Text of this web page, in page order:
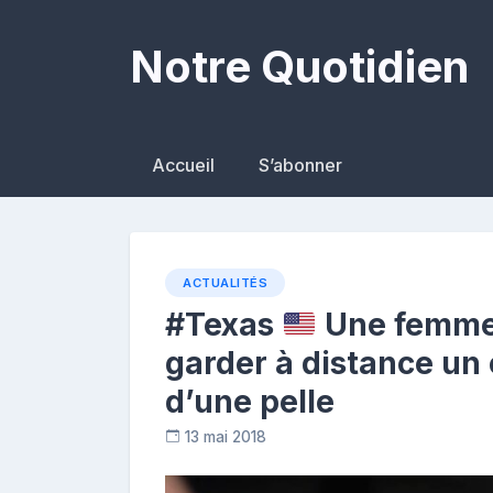
Notre Quotidien
Accueil S’abonner
ACTUALITÉS
#Texas
Une
garder à distance
d’une pelle
13 mai 2018